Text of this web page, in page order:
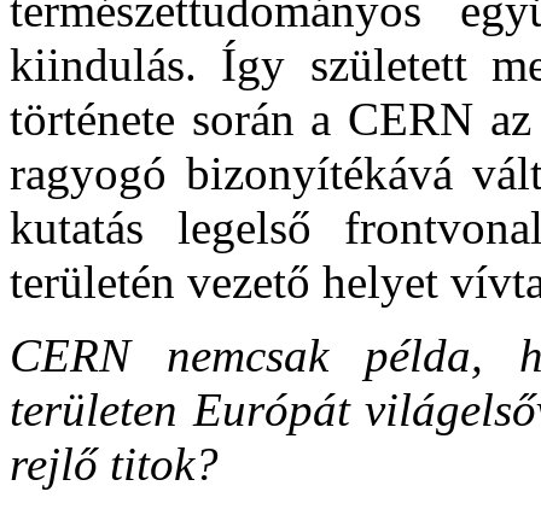
kiindulás. Így született
története során a CERN
ragyogó bizonyítékává
kutatás legelső
területén vezető helyet
CERN nemcsak példa,
területen Európát
rejlő titok?